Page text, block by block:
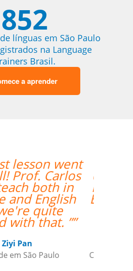
852
línguas em São Paulo
na Language
Brasil.
a aprender
"The
are exceeding
Prof
excellent and
lot of useful
methods."””
Gomes Dutra
em Campo Grande